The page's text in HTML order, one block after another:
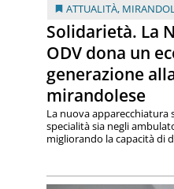
ATTUALITÀ,
Solidarietà. La
ODV dona un
generazione
mirandolese
La nuova apparecchiatura
specialità sia negli
migliorando la capacità di